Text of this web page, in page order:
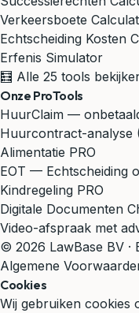
Verkeersboete
Echtscheiding Kosten
Erfenis Simulator
🧮 Alle 25 tools
Onze ProTools
HuurClaim —
Huurcontract-
Alimentatie PRO
EOT — Echtscheiding
Kindregeling PRO
Digitale Documenten
Video-afspraak met
© 2026 LawBase BV ·
Algemene
Cookies
Wij gebruiken cookies